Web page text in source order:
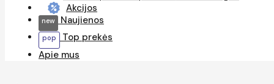
Akcijos
Naujienos
Top prekės
Apie mus